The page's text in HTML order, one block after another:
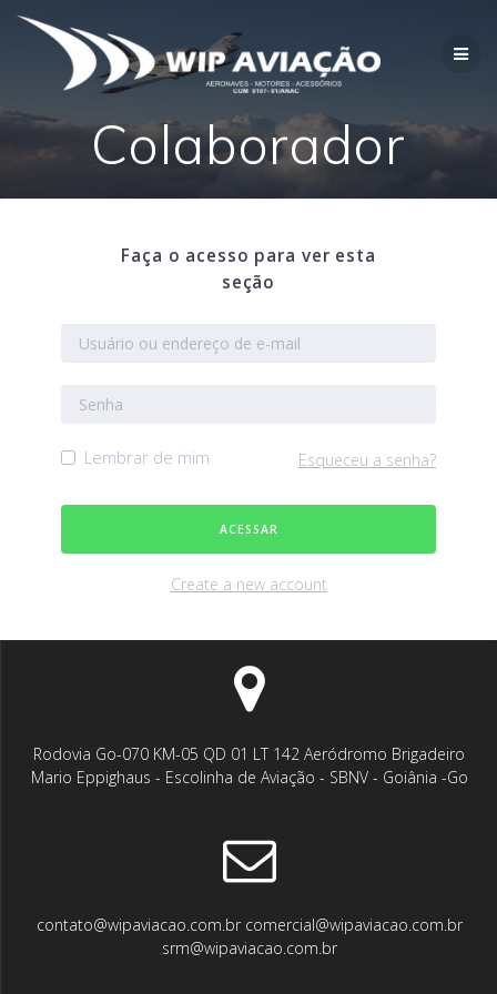
content
Colaborador
Faça o acesso para ver esta
seção
Lembrar de mim Esqueceu a senha?
Create a new account
Rodovia Go-070 KM-05 QD 01 LT 142 Aeródromo Brigadeiro
Mario Eppighaus - Escolinha de Aviação - SBNV - Goiânia -Go
contato@wipaviacao.com.br comercial@wipaviacao.com.br
srm@wipaviacao.com.br